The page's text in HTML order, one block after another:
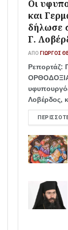
Οι
και
δήλωσε
Γ.
ΑΠΌ ΓΙΏΡΓΟΣ
Ρεπορτάζ:
Λοβέρδος,